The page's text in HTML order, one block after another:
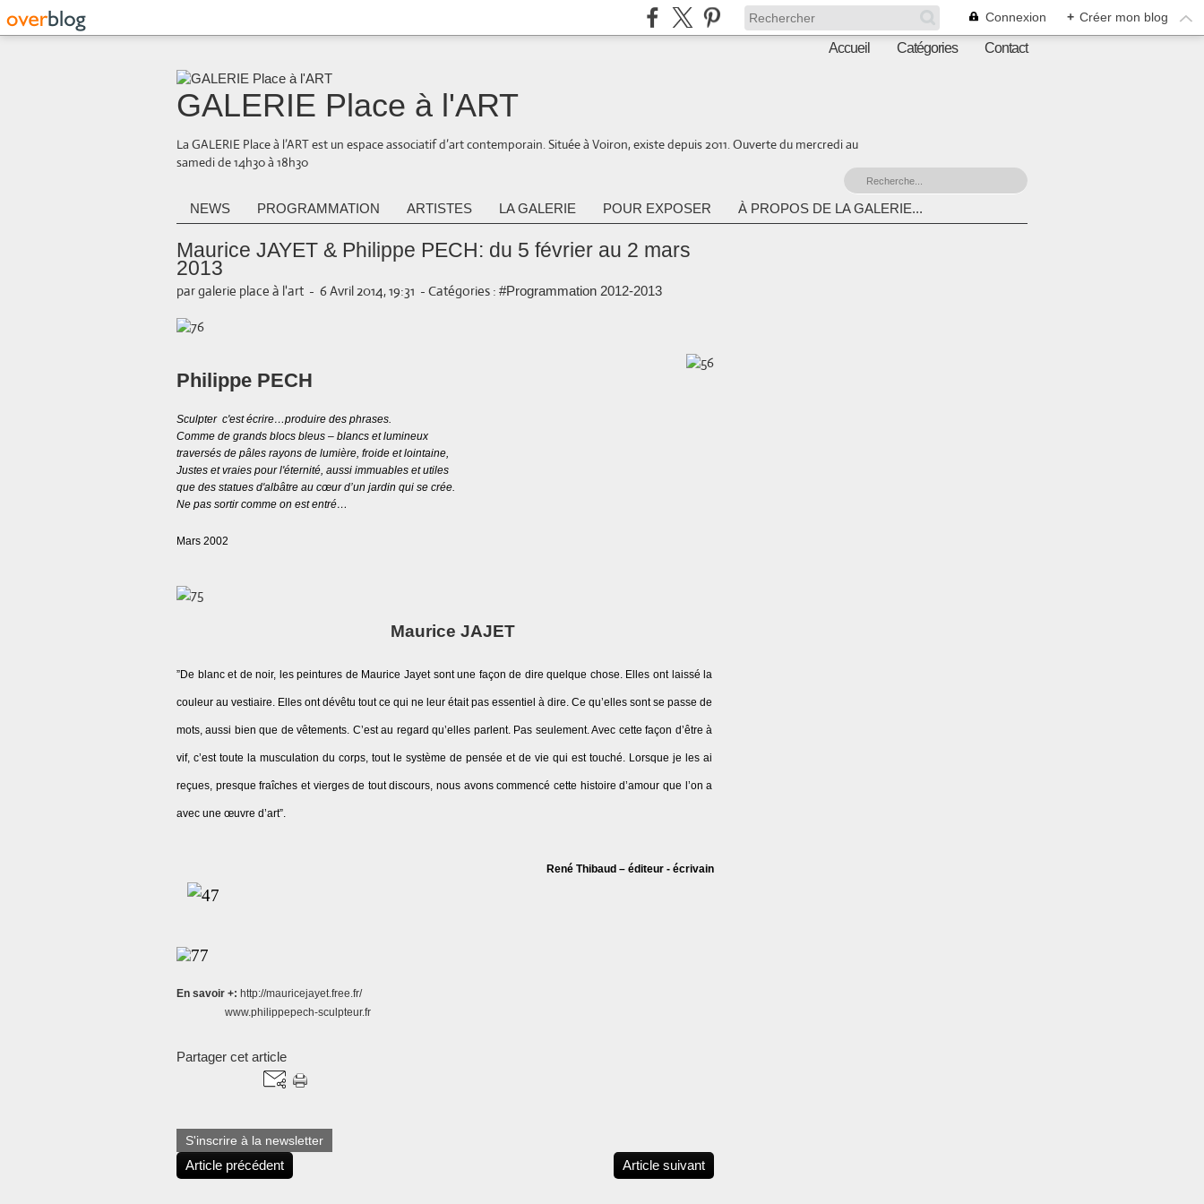
Connexion + Créer mon blog
Accueil Catégories Contact
GALERIE Place à l'ART
La GALERIE Place à l’ART est un espace associatif d’art contemporain. Située à Voiron, existe depuis 2011. Ouverte du mercredi au
samedi de 14h30 à 18h30
NEWS PROGRAMMATION ARTISTES LA GALERIE POUR EXPOSER À PROPOS DE LA GALERIE...
Maurice JAYET & Philippe PECH: du 5 février au 2 mars
2013
par galerie place à l'art - 6 Avril 2014, 19:31 - Catégories : #Programmation 2012-2013
Philippe PECH
Sculpter c'est écrire…produire des phrases.
Comme de grands blocs bleus – blancs et lumineux
traversés de pâles rayons de lumière, froide et lointaine,
Justes et vraies pour l'éternité, aussi immuables et utiles
que des statues d'albâtre au cœur d’un jardin qui se crée.
Ne pas sortir comme on est entré…
Mars 2002
Maurice JAJET
”De blanc et de noir, les peintures de Maurice Jayet sont une façon de dire quelque chose. Elles ont laissé la
couleur au vestiaire. Elles ont dévêtu tout ce qui ne leur était pas essentiel à dire. Ce qu’elles sont se passe de
mots, aussi bien que de vêtements. C’est au regard qu’elles parlent. Pas seulement. Avec cette façon d’être à
vif, c’est toute la musculation du corps, tout le système de pensée et de vie qui est touché. Lorsque je les ai
reçues, presque fraîches et vierges de tout discours, nous avons commencé cette histoire d’amour que l’on a
avec une œuvre d’art”.
René Thibaud – éditeur - écrivain
En savoir +: http://mauricejayet.free.fr/
www.philippepech-sculpteur.fr
Partager cet article
S'inscrire à la newsletter
Article précédent Article suivant